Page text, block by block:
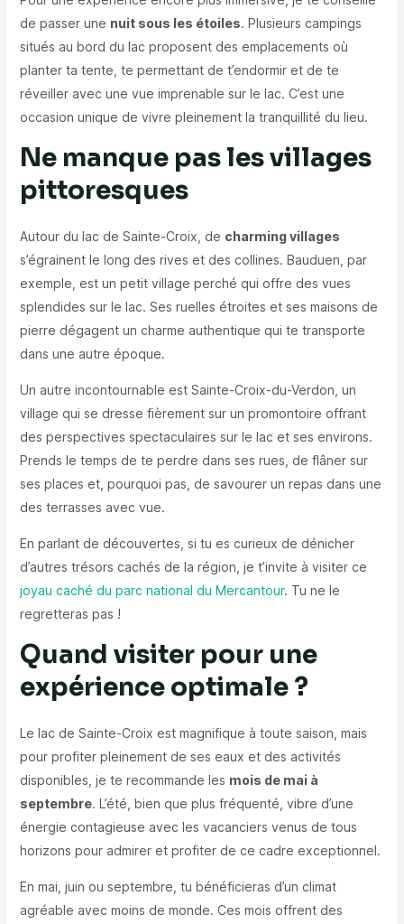
de passer une nuit sous les étoiles. Plusieurs campings
situés au bord du lac proposent des emplacements où
planter ta tente, te permettant de t’endormir et de te
réveiller avec une vue imprenable sur le lac. C’est une
occasion unique de vivre pleinement la tranquillité du lieu.
Ne manque pas les villages
pittoresques
Autour du lac de Sainte-Croix, de charming villages
s’égrainent le long des rives et des collines. Bauduen, par
exemple, est un petit village perché qui offre des vues
splendides sur le lac. Ses ruelles étroites et ses maisons de
pierre dégagent un charme authentique qui te transporte
dans une autre époque.
Un autre incontournable est Sainte-Croix-du-Verdon, un
village qui se dresse fièrement sur un promontoire offrant
des perspectives spectaculaires sur le lac et ses environs.
Prends le temps de te perdre dans ses rues, de flâner sur
ses places et, pourquoi pas, de savourer un repas dans une
des terrasses avec vue.
En parlant de découvertes, si tu es curieux de dénicher
d’autres trésors cachés de la région, je t’invite à visiter ce
joyau caché du parc national du Mercantour. Tu ne le
regretteras pas !
Quand visiter pour une
expérience optimale ?
Le lac de Sainte-Croix est magnifique à toute saison, mais
pour profiter pleinement de ses eaux et des activités
disponibles, je te recommande les mois de mai à
septembre. L’été, bien que plus fréquenté, vibre d’une
énergie contagieuse avec les vacanciers venus de tous
horizons pour admirer et profiter de ce cadre exceptionnel.
En mai, juin ou septembre, tu bénéficieras d’un climat
agréable avec moins de monde. Ces mois offrent des